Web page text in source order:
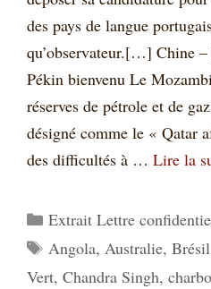
des pays de langue
qu’observateur.[…] Chine
Pékin bienvenu Le
réserves de pétrole et de
désigné comme le « Qatar
des difficultés à … Lire la
Catégories
Extrait Lettre
Étiquettes
Angola, Australie, Brésil
Vert, Chandra Singh,